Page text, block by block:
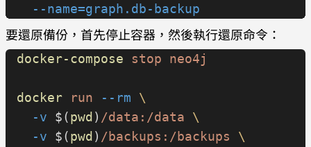
  --name=graph.db-backup
要還原備份，首先停止容器，然後執行還原命令：
docker-compose stop neo4j
docker run --rm \
  -v
$(pwd) /data:/data \
  -v
$(pwd) /backups:/backups \